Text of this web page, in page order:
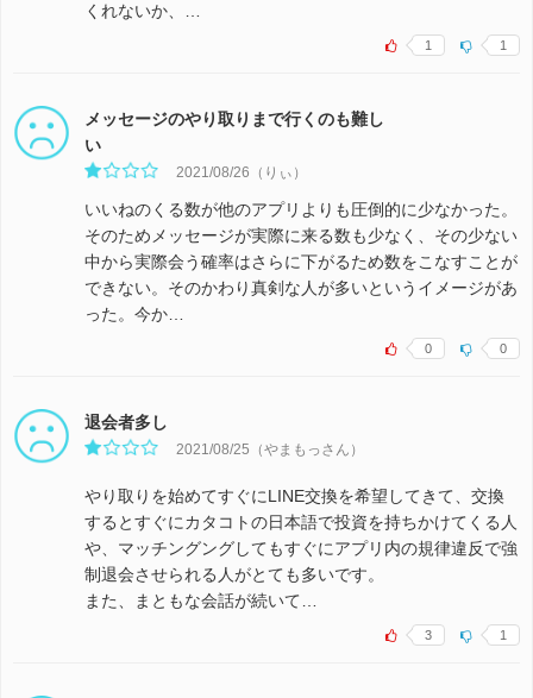
くれないか、…
1 1
メッセージのやり取りまで行くのも難し
い
2021/08/26（りぃ）
いいねのくる数が他のアプリよりも圧倒的に少なかった。
そのためメッセージが実際に来る数も少なく、その少ない
中から実際会う確率はさらに下がるため数をこなすことが
できない。そのかわり真剣な人が多いというイメージがあ
った。今か…
0 0
退会者多し
2021/08/25（やまもっさん）
やり取りを始めてすぐにLINE交換を希望してきて、交換
するとすぐにカタコトの日本語で投資を持ちかけてくる人
や、マッチングングしてもすぐにアプリ内の規律違反で強
制退会させられる人がとても多いです。
また、まともな会話が続いて…
3 1